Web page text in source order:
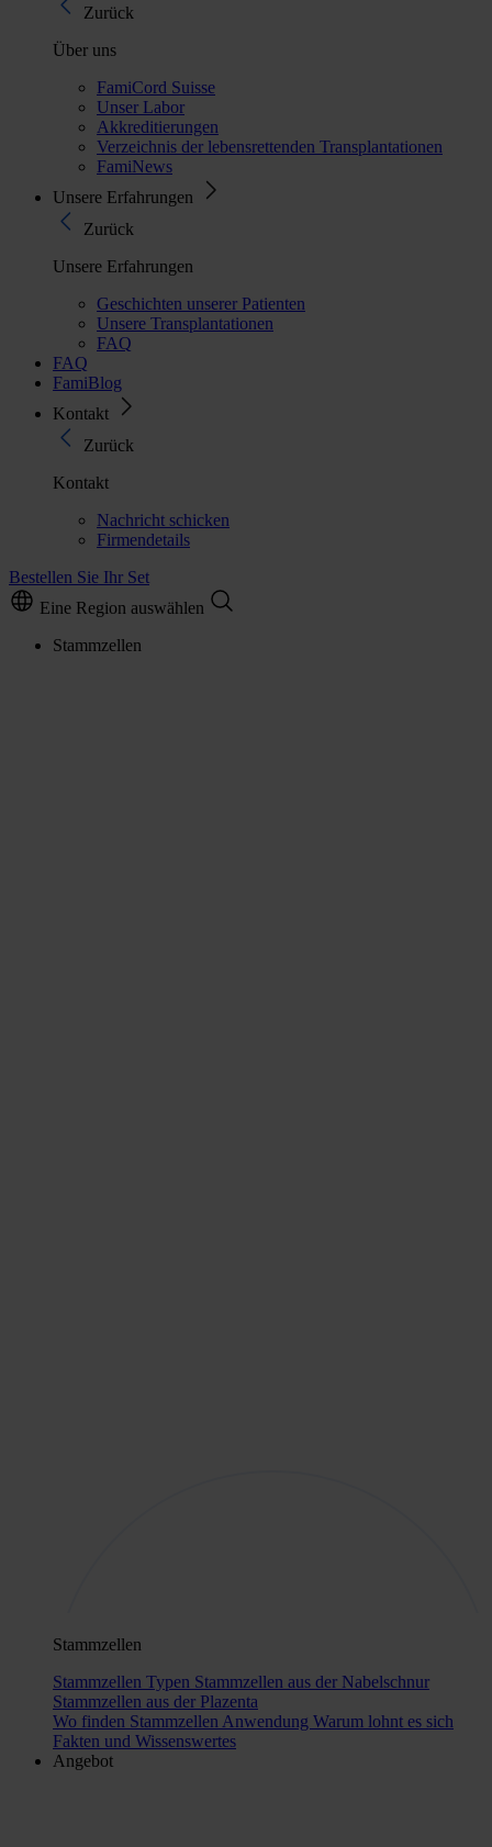
Zurück
Über uns
FamiCord Suisse
Unser Labor
Akkreditierungen
Verzeichnis der lebensrettenden Transplantationen
FamiNews
Unsere Erfahrungen
Zurück
Unsere Erfahrungen
Geschichten unserer Patienten
Unsere Transplantationen
FAQ
FAQ
FamiBlog
Kontakt
Zurück
Kontakt
Nachricht schicken
Firmendetails
Bestellen Sie Ihr Set
Eine Region auswählen
Stammzellen
Stammzellen
Stammzellen Typen Stammzellen aus der Nabelschnur
Stammzellen aus der Plazenta
Wo finden Stammzellen Anwendung Warum lohnt es sich
Fakten und Wissenswertes
Angebot